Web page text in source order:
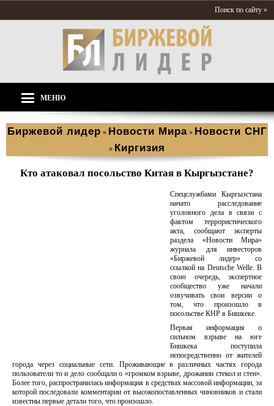
Поиск по сайту »
МЕНЮ
Биржевой лидер » Новости Мира » Новости СНГ
» Киргизия
Кто атаковал посольство Китая в Кыргызстане?
Спецслужбами Кыргызстана
начато расследование
уголовного дела в связи с
фактом террористического
акта, сообщают эксперты
раздела «Новости Мира»
журнала для инвесторов
«Биржевой лидер» со
ссылкой на Deutsche Welle. В
свою очередь, экспертное
сообщество уже начали
озвучивать свои версии о
том, что произошло в
посольстве КНР в Бишкеке.
Первая информация о
сильном взрыве на юге
Бишкека поступила
непосредственно от жителей
города через социальные сети. Проживающие в различных частях города
пользователи то и дело сообщали о «громком взрыве, дрожании стекол и стен».
Более того, распространилась информация в средствах массовой информации, за
которой последовали комментарии от высокопоставленных чиновников и стали
известны первые детали того, что произошло.